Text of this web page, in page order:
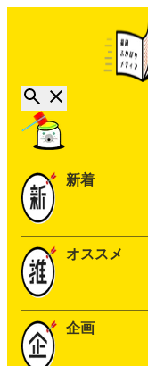
新着
オススメ
企画